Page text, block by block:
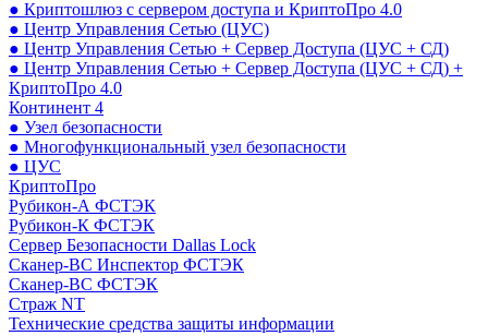
● Криптошлюз с сервером доступа и КриптоПро 4.0
● Центр Управления Сетью (ЦУС)
● Центр Управления Сетью + Сервер Доступа (ЦУС + СД)
● Центр Управления Сетью + Сервер Доступа (ЦУС + СД) +
КриптоПро 4.0
Континент 4
● Узел безопасности
● Многофункциональный узел безопасности
● ЦУС
КриптоПро
Рубикон-А ФСТЭК
Рубикон-К ФСТЭК
Сервер Безопасности Dallas Lock
Сканер-ВС Инспектор ФСТЭК
Сканер-ВС ФСТЭК
Страж NT
Технические средства защиты информации